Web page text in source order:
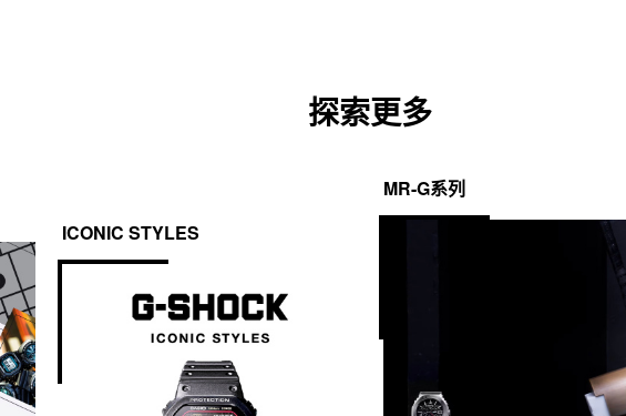
探索更多
ICONIC STYLES
MR-G系列